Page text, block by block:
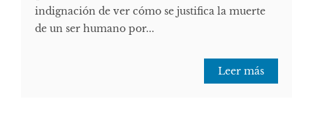
indignación de ver cómo se justifica la muerte
de un ser humano por...
Leer más